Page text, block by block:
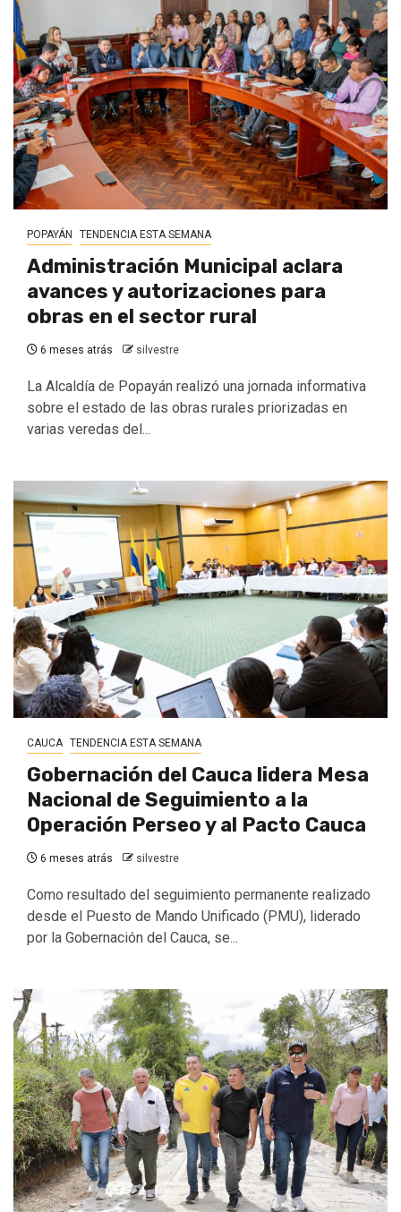
POPAYÁN TENDENCIA ESTA SEMANA
Administración Municipal aclara
avances y autorizaciones para
obras en el sector rural
6 meses atrás silvestre
La Alcaldía de Popayán realizó una jornada informativa
sobre el estado de las obras rurales priorizadas en
varias veredas del...
CAUCA TENDENCIA ESTA SEMANA
Gobernación del Cauca lidera Mesa
Nacional de Seguimiento a la
Operación Perseo y al Pacto Cauca
6 meses atrás silvestre
Como resultado del seguimiento permanente realizado
desde el Puesto de Mando Unificado (PMU), liderado
por la Gobernación del Cauca, se...